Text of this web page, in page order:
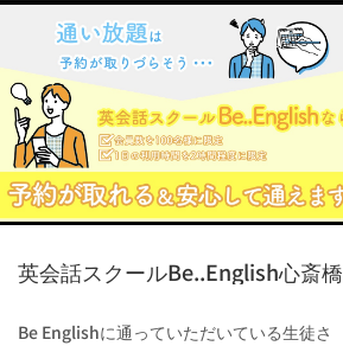
英会話スクールBe..English心斎橋
なら、通い放題でも予約が取れる
＆安心して通えます！
Be Englishに通っていただいている生徒さ